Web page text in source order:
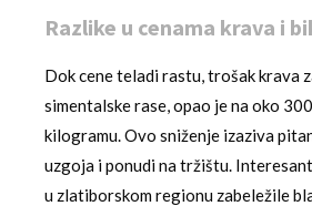
Razlike u cenama krava i
Dok cene teladi rastu, trošak krava
simentalske rase, opao je na oko
kilogramu. Ovo sniženje izaziva
uzgoja i ponudi na tržištu.
u zlatiborskom regionu zabeležile